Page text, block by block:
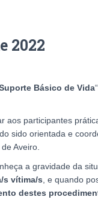
2022
Básico de Vida
participantes
sido orientada e
Aveiro.
a gravidade da
s vítima/s , e quando
destes